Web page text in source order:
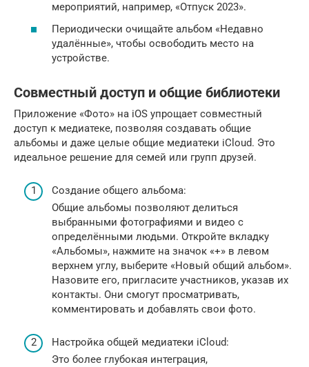
мероприятий, например, «Отпуск 2023».
Периодически очищайте альбом «Недавно
удалённые», чтобы освободить место на
устройстве.
Совместный доступ и общие библиотеки
Приложение «Фото» на iOS упрощает совместный
доступ к медиатеке, позволяя создавать общие
альбомы и даже целые общие медиатеки iCloud. Это
идеальное решение для семей или групп друзей.
Создание общего альбома:
Общие альбомы позволяют делиться
выбранными фотографиями и видео с
определёнными людьми. Откройте вкладку
«Альбомы», нажмите на значок «+» в левом
верхнем углу, выберите «Новый общий альбом».
Назовите его, пригласите участников, указав их
контакты. Они смогут просматривать,
комментировать и добавлять свои фото.
Настройка общей медиатеки iCloud:
Это более глубокая интеграция,